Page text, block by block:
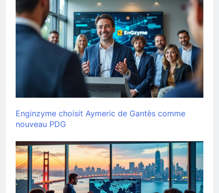
Enginzyme choisit Aymeric de Gantès comme
nouveau PDG